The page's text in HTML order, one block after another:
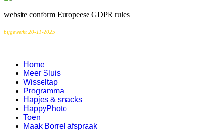
website conform Europeese GDPR rules
bijgewerkt 20-11-2025
Home
Meer Sluis
Wisseltap
Programma
Hapjes & snacks
HappyPhoto
Toen
Maak Borrel afspraak